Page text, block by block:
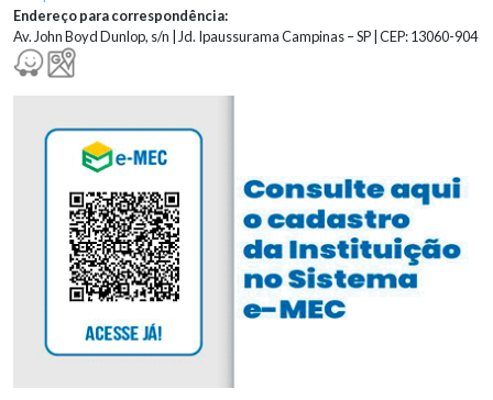
Endereço para correspondência:
Av. John Boyd Dunlop, s/n | Jd. Ipaussurama Campinas – SP | CEP: 13060-904